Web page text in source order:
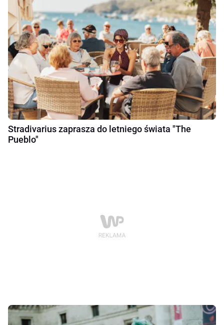
Stradivarius zaprasza do letniego świata "The
Pueblo"